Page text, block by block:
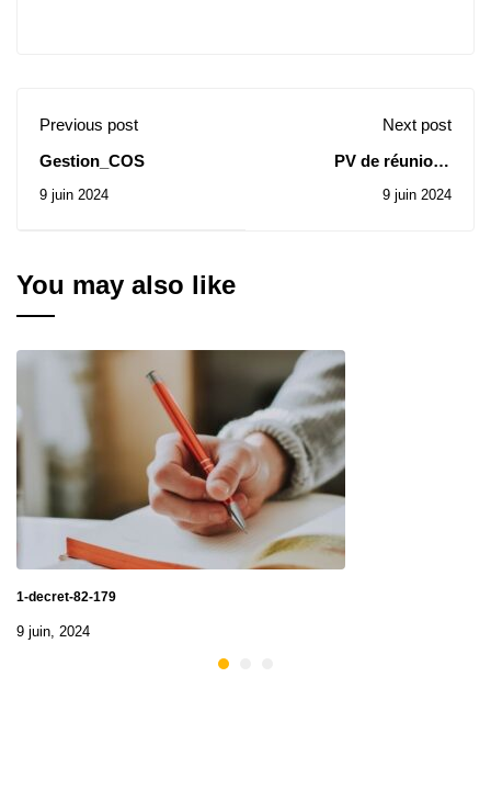
Previous post
Gestion_COS
9 juin 2024
Next post
PV de réunions
9 juin 2024
You may also like
1-decret-82-179
9 juin, 2024